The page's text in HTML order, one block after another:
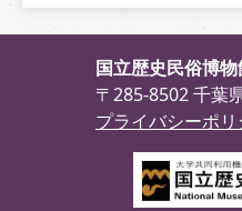
国立歴史民俗博物
〒285-8502 千葉
プライバシーポリ